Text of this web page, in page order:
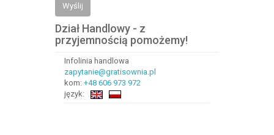
Wyślij
Dział Handlowy - z
przyjemnością pomożemy!
Infolinia handlowa
zapytanie@gratisownia.pl
kom: +48 606 973 972
język: